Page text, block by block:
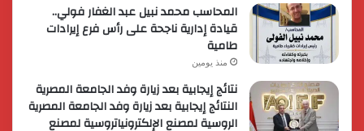
المحاسب محمد نبيل عبد الغفار فولي..
قيادة إدارية ناجحة على رأس فرع إيرادات
طامية
منذ يومين
نتائج إيجابية بعد زيارة وفد الجامعة المصرية
النتائج إيجابية بعد زيارة وفد الجامعة المصرية
الروسية لمصنع الإلكترونياتروسية لمصنع